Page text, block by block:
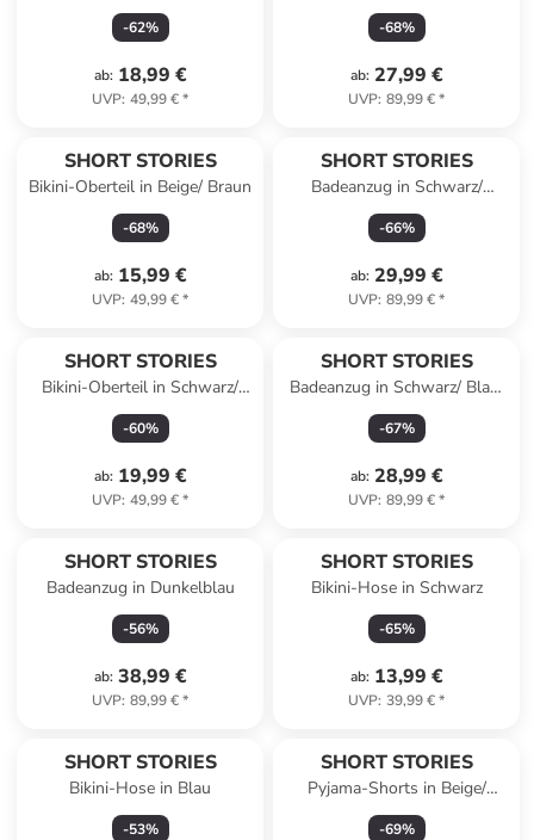
-62%
ab: 18,99 €
UVP: 49,99 €*
-68%
ab: 27,99 €
UVP: 89,99 €*
SHORT STORIES
Bikini-Oberteil in Beige/ Braun
-68%
ab: 15,99 €
UVP: 49,99 €*
SHORT STORIES
Badeanzug in Schwarz/
Creme/ Braun
-66%
ab: 29,99 €
UVP: 89,99 €*
SHORT STORIES
Bikini-Oberteil in Schwarz/
Blau
-60%
ab: 19,99 €
UVP: 49,99 €*
SHORT STORIES
Badeanzug in Schwarz/ Blau/
Rot
-67%
ab: 28,99 €
UVP: 89,99 €*
SHORT STORIES
Badeanzug in Dunkelblau
-56%
ab: 38,99 €
UVP: 89,99 €*
SHORT STORIES
Bikini-Hose in Schwarz
-65%
ab: 13,99 €
UVP: 39,99 €*
SHORT STORIES
Bikini-Hose in Blau
-53%
SHORT STORIES
Pyjama-Shorts in Beige/
Hellbraun
-69%